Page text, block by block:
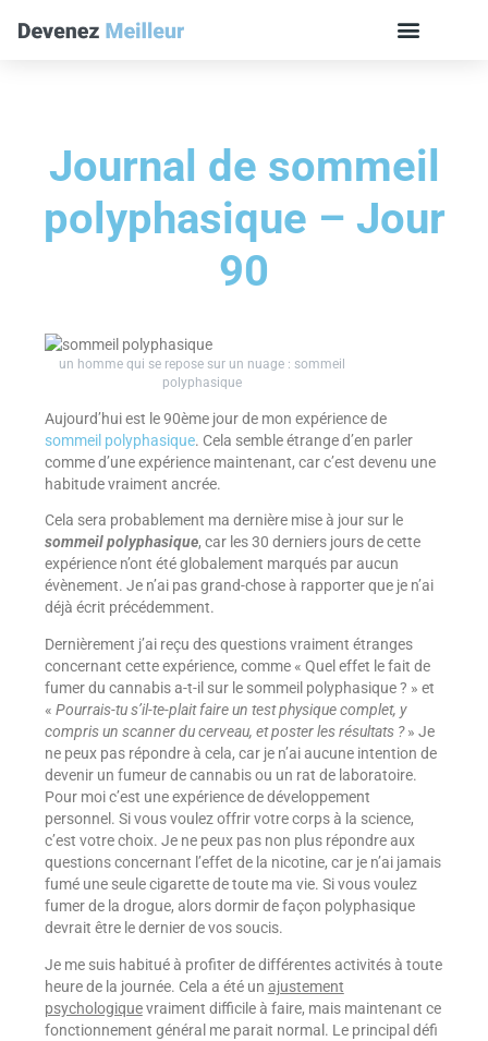
Journal de sommeil
polyphasique – Jour
90
un homme qui se repose sur un nuage : sommeil
polyphasique
Aujourd’hui est le 90ème jour de mon expérience de
sommeil polyphasique. Cela semble étrange d’en parler
comme d’une expérience maintenant, car c’est devenu une
habitude vraiment ancrée.
Cela sera probablement ma dernière mise à jour sur le
sommeil polyphasique, car les 30 derniers jours de cette
expérience n’ont été globalement marqués par aucun
évènement. Je n’ai pas grand-chose à rapporter que je n’ai
déjà écrit précédemment.
Dernièrement j’ai reçu des questions vraiment étranges
concernant cette expérience, comme « Quel effet le fait de
fumer du cannabis a-t-il sur le sommeil polyphasique ? » et
« Pourrais-tu s’il-te-plait faire un test physique complet, y
compris un scanner du cerveau, et poster les résultats ?» Je
ne peux pas répondre à cela, car je n’ai aucune intention de
devenir un fumeur de cannabis ou un rat de laboratoire.
Pour moi c’est une expérience de développement
personnel. Si vous voulez offrir votre corps à la science,
c’est votre choix. Je ne peux pas non plus répondre aux
questions concernant l’effet de la nicotine, car je n’ai jamais
fumé une seule cigarette de toute ma vie. Si vous voulez
fumer de la drogue, alors dormir de façon polyphasique
devrait être le dernier de vos soucis.
Je me suis habitué à profiter de différentes activités à toute
heure de la journée. Cela a été un ajustement
psychologiquevraiment difficile à faire, mais maintenant ce
fonctionnement général me parait normal. Le principal défi